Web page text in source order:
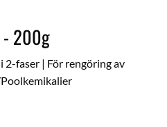
- 200g
faser | För rengöring av